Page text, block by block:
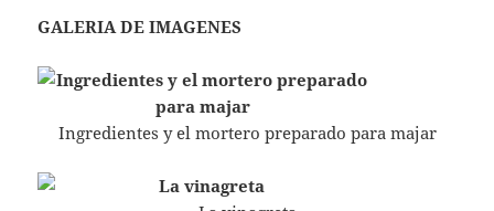
GALERIA DE IMAGENES
Ingredientes y el mortero preparado para majar